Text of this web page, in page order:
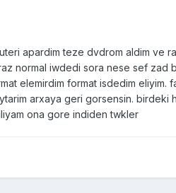
apardim teze dvdrom aldim ve
normal iwdedi sora nese sef zad
elemirdim format isdedim eliyim.
arxaya geri gorsensin. birdeki
ona gore indiden twkler